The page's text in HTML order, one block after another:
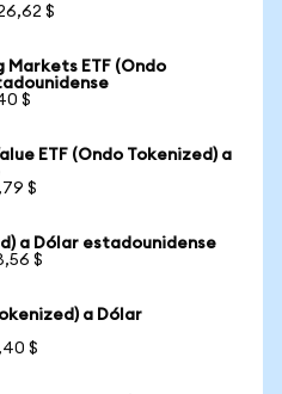
$
Markets ETF (Ondo
$
ETF (Ondo Tokenized) a
$
a Dólar estadounidense
$
a Dólar
$